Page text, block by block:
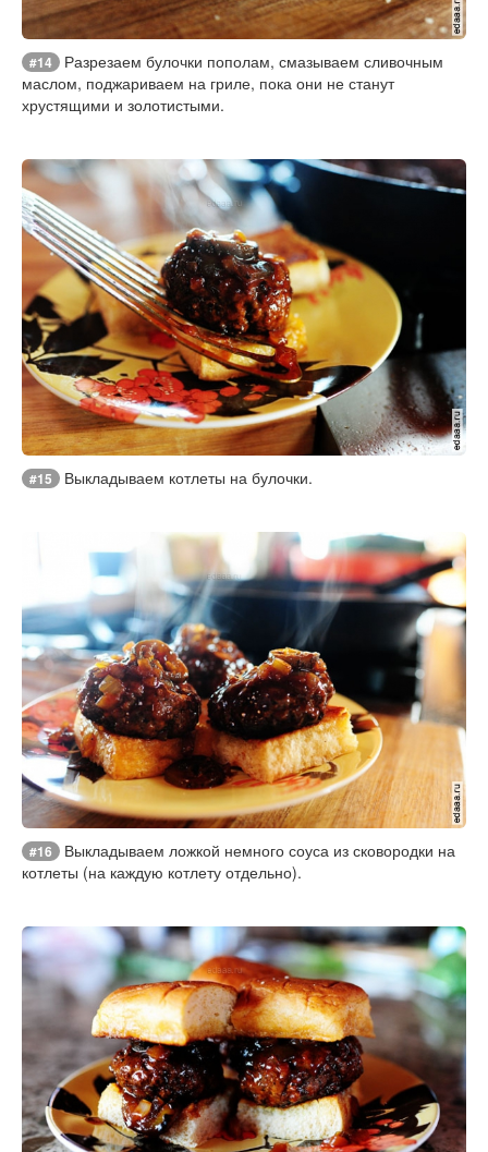
#14
Разрезаем булочки пополам, смазываем сливочным
маслом, поджариваем на гриле, пока они не станут
хрустящими и золотистыми.
#15 Выкладываем котлеты на булочки.
#16
Выкладываем ложкой немного соуса из сковородки на
котлеты (на каждую котлету отдельно).